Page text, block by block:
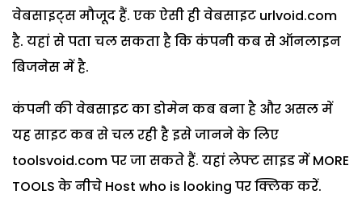
वेबसाइट्स मौजूद हैं. एक ऐसी ही वेबसाइट urlvoid.com
है. यहां से पता चल सकता है कि कंपनी कब से ऑनलाइन
बिजनेस में है.
कंपनी की वेबसाइट का डोमेन कब बना है और असल में
यह साइट कब से चल रही है इसे जानने के लिए
toolsvoid.com पर जा सकते हैं. यहां लेफ्ट साइड में MORE
TOOLS के नीचे Host who is looking पर क्लिक करें.